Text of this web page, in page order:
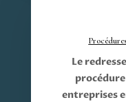
Le
entreprises